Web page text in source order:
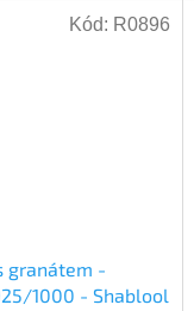
- tmavě
granátem -
1000 - Shablool
Kód: R0896